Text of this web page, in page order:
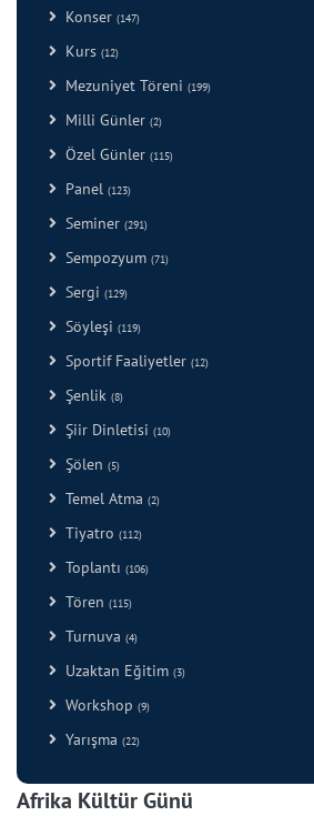
Konser (147)
Kurs (12)
Mezuniyet Töreni (199)
Milli Günler (2)
Özel Günler (115)
Panel (123)
Seminer (291)
Sempozyum (71)
Sergi (129)
Söyleşi (119)
Sportif Faaliyetler (12)
Şenlik (8)
Şiir Dinletisi (10)
Şölen (5)
Temel Atma (2)
Tiyatro (112)
Toplantı (106)
Tören (115)
Turnuva (4)
Uzaktan Eğitim (3)
Workshop (9)
Yarışma (22)
Afrika Kültür Günü